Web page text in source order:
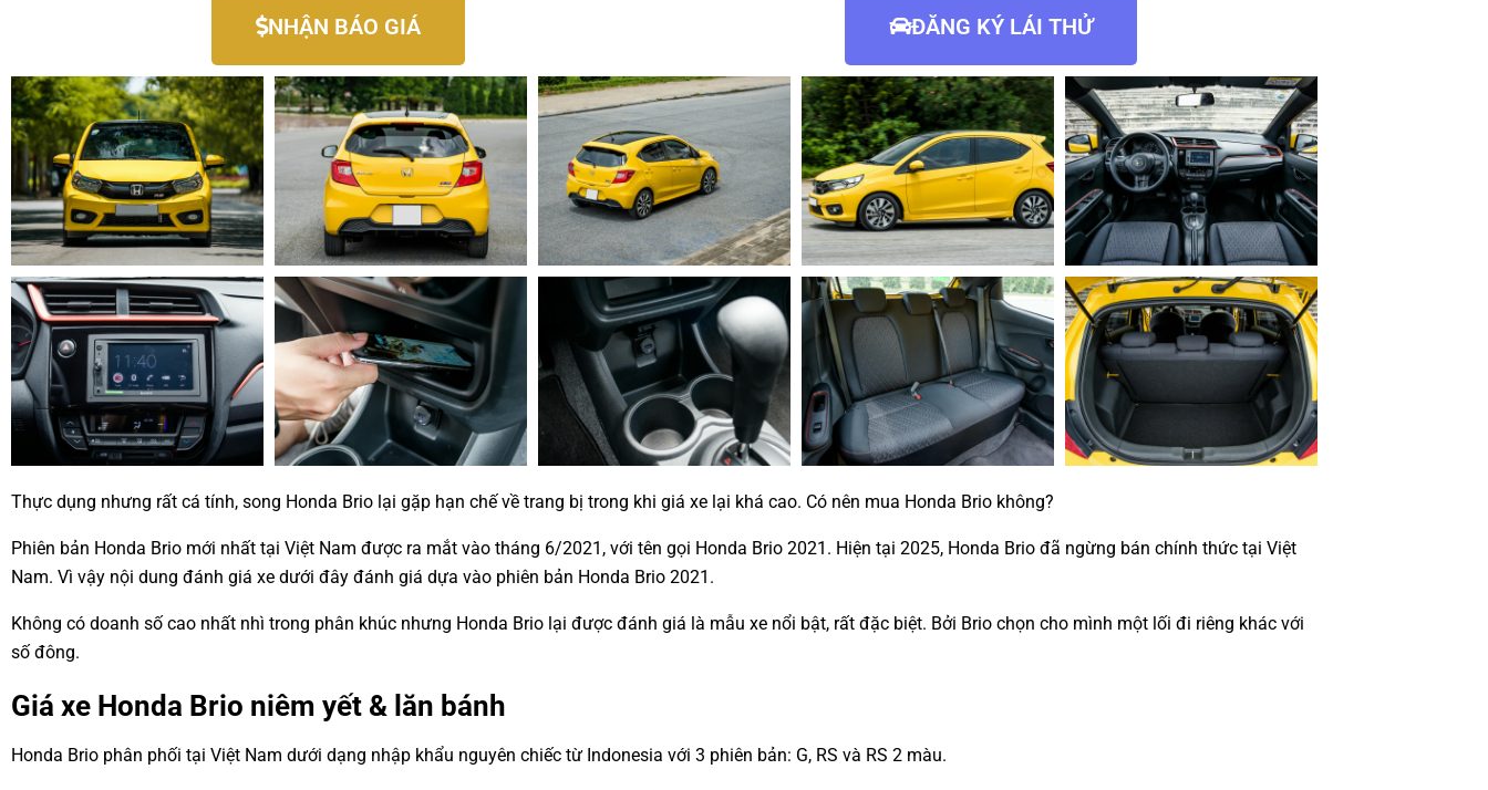
NHẬN BÁO GIÁ ĐĂNG KÝ LÁI THỬ
Thực dụng nhưng rất cá tính, song Honda Brio lại gặp hạn chế về trang bị trong khi giá xe lại khá cao. Có nên mua Honda Brio không?
Phiên bản Honda Brio mới nhất tại Việt Nam được ra mắt vào tháng 6/2021, với tên gọi Honda Brio 2021. Hiện tại 2025, Honda Brio đã ngừng bán chính thức tại Việt
Nam. Vì vậy nội dung đánh giá xe dưới đây đánh giá dựa vào phiên bản Honda Brio 2021.
Không có doanh số cao nhất nhì trong phân khúc nhưng Honda Brio lại được đánh giá là mẫu xe nổi bật, rất đặc biệt. Bởi Brio chọn cho mình một lối đi riêng khác với
số đông.
Giá xe Honda Brio niêm yết & lăn bánh
Honda Brio phân phối tại Việt Nam dưới dạng nhập khẩu nguyên chiếc từ Indonesia với 3 phiên bản: G, RS và RS 2 màu.